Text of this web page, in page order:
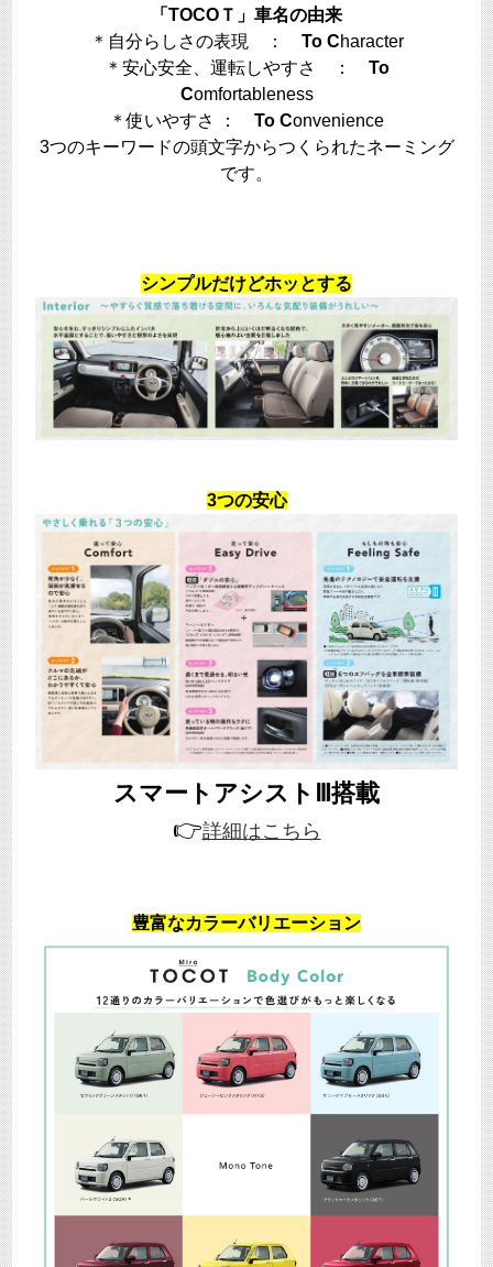
「TOCOＴ」車名の由来
＊自分らしさの表現 ： To Character
＊安心安全、運転しやすさ ： To
Comfortableness
＊使いやすさ ： To Convenience
3つのキーワードの頭文字からつくられたネーミング
です。
シンプルだけどホッとする
3つの安心
スマートアシストⅢ搭載
👉詳細はこちら
豊富なカラーバリエーション